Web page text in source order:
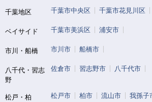
千葉地区 千葉市中央区 千葉市花見川区
ベイサイド 千葉市美浜区 浦安市
市川・船橋 市川市 船橋市
八千代・習志
野
佐倉市 習志野市 八千代市
松戸・柏 松戸市 柏市 流山市 我孫子